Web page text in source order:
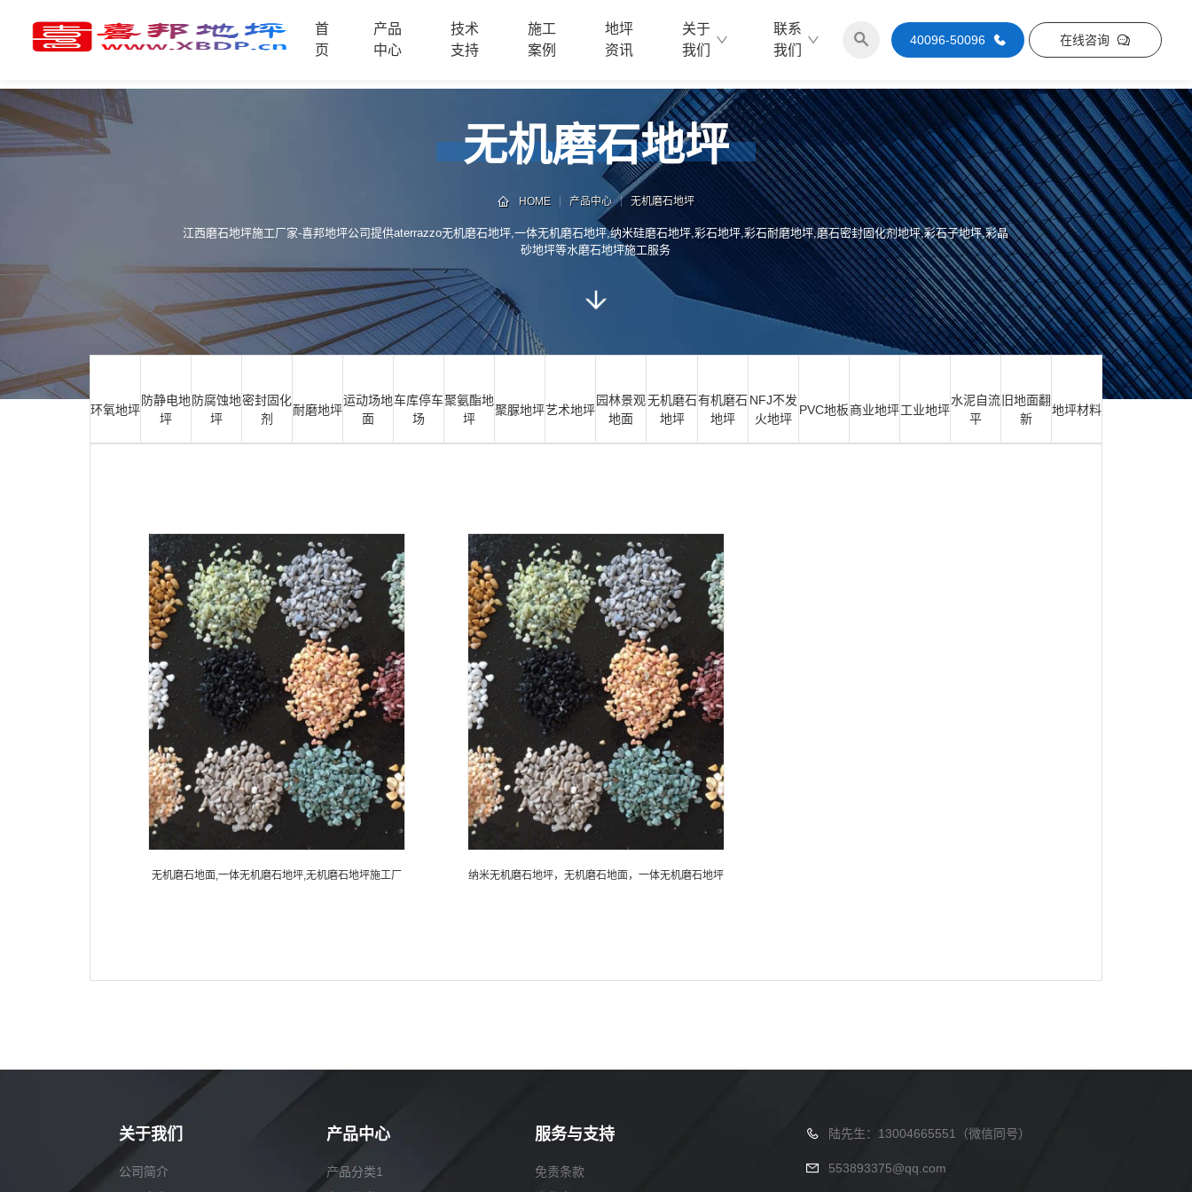
首
页
产品
中心
技术
支持
施工
案例
地坪
资讯
关于
我们
联系
我们
40096-50096 在线咨询
品
中
心
技
术
案
联
系
电
话
无机磨石地坪
HOME 产品中心 无机磨石地坪
江西磨石地坪施工厂家-喜邦地坪公司提供aterrazzo无机磨石地坪,一体无机磨石地坪,纳米硅磨石地坪,彩石地坪,彩石耐磨地坪,磨石密封固化剂地坪,彩石子地坪,彩晶
砂地坪等水磨石地坪施工服务
环氧地坪
防静电地
坪
防腐蚀地
坪
密封固化
剂
耐磨地坪
运动场地
面
车库停车
场
聚氨酯地
坪
聚脲地坪艺术地坪
园林景观
地面
无机磨石
地坪
有机磨石
地坪
NFJ不发
火地坪
PVC地板商业地坪工业地坪
水泥自流
平
旧地面翻
新
地坪材料
无机磨石地面,一体无机磨石地坪,无机磨石地坪施工厂 纳米无机磨石地坪，无机磨石地面，一体无机磨石地坪
关于我们
公司简介
产品中心
产品分类1
服务与支持
免责条款
陆先生：13004665551（微信同号）
553893375@qq.com